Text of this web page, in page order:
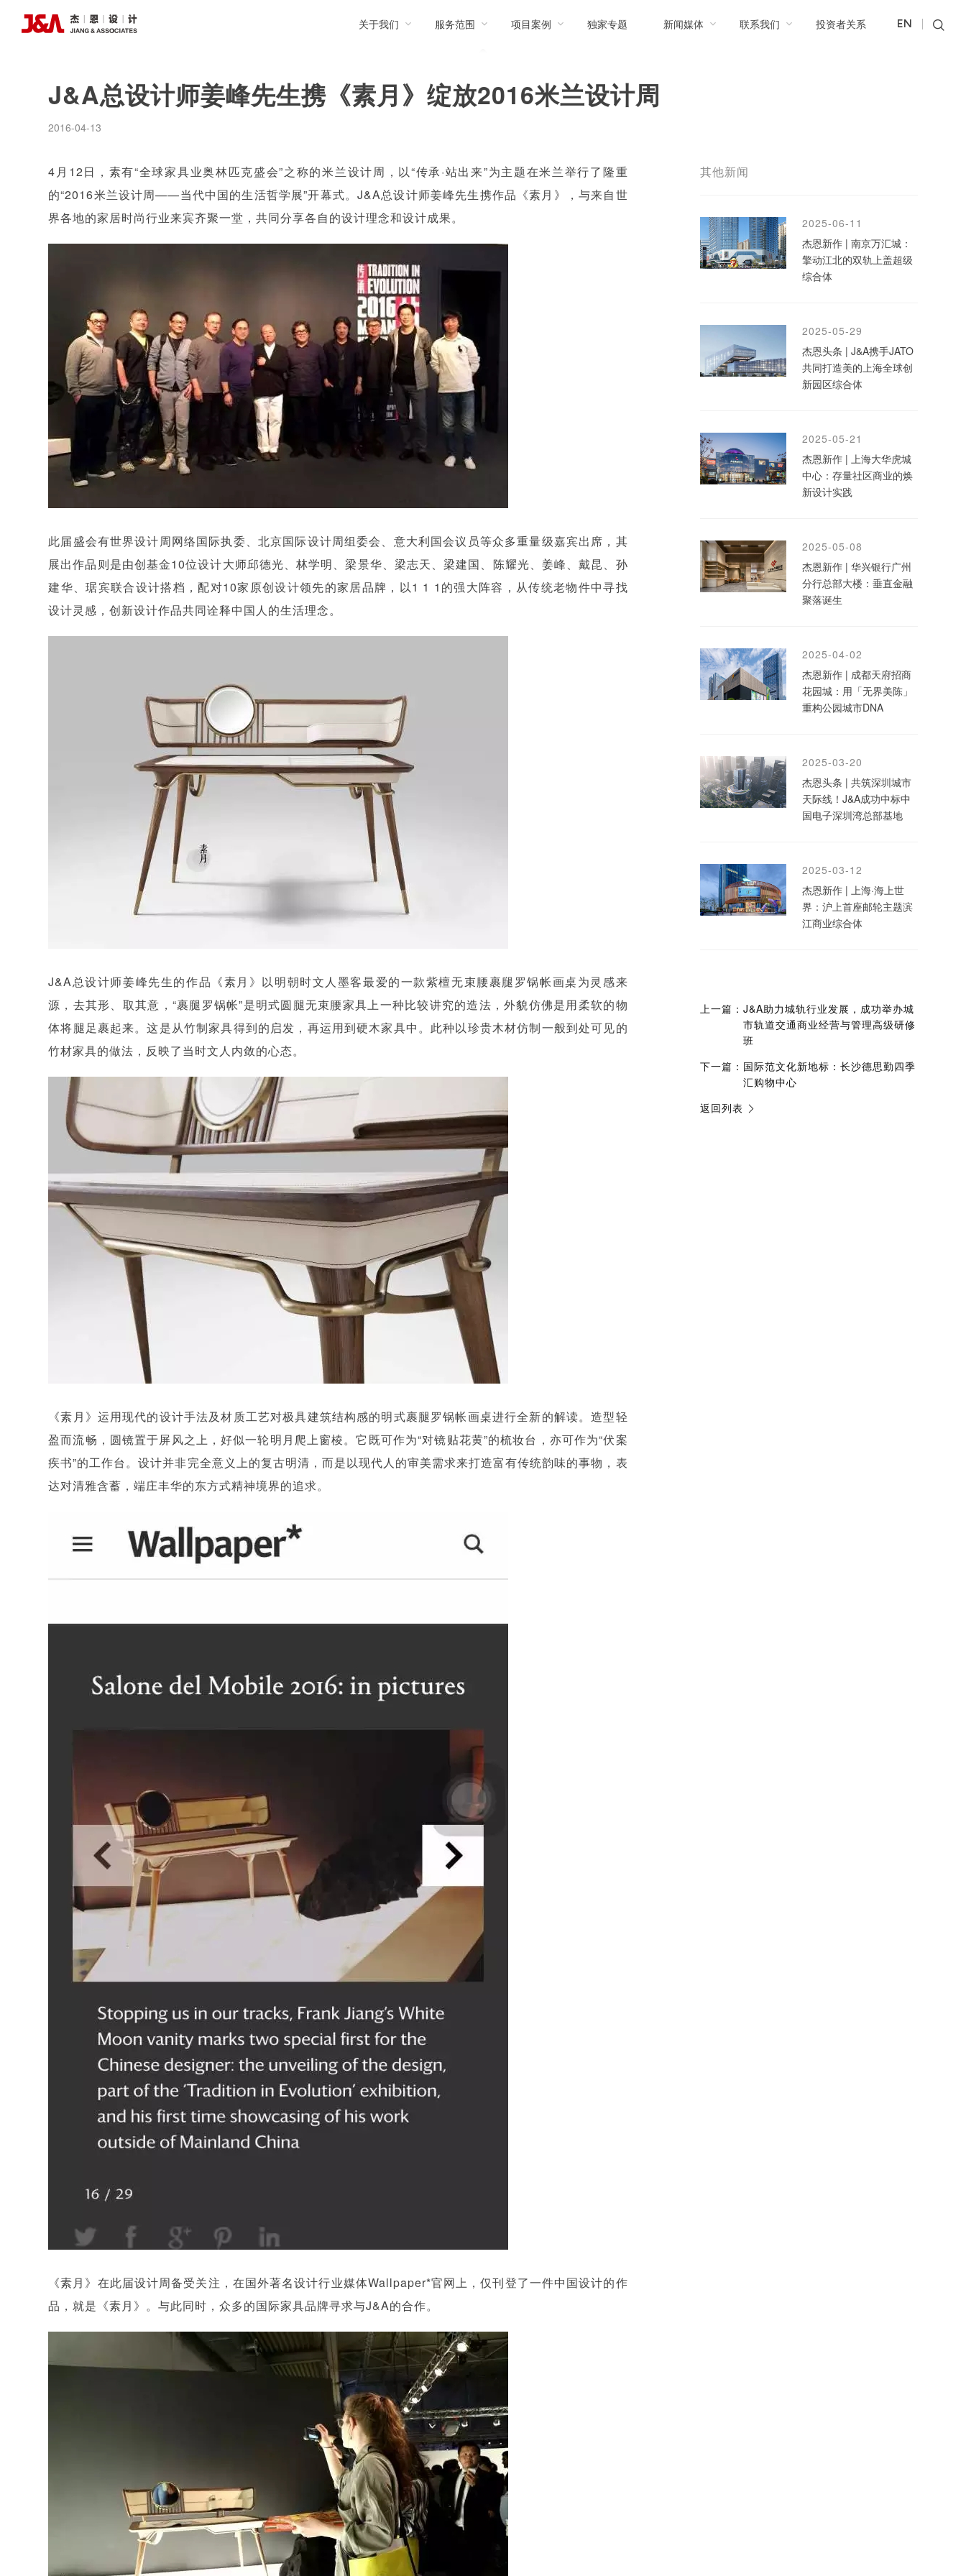
关于我们 服务范围 项目案例 独家专题 新闻媒体 联系我们 投资者关系 EN
J&A总设计师姜峰先生携《素月》绽放2016米兰设计周
2016-04-13
4月12日，素有“全球家具业奥林匹克盛会”之称的米兰设计周，以“传承·站出来”为主题在米兰举行了隆重
的“2016米兰设计周——当代中国的生活哲学展”开幕式。J&A总设计师姜峰先生携作品《素月》，与来自世
界各地的家居时尚行业来宾齐聚一堂，共同分享各自的设计理念和设计成果。
此届盛会有世界设计周网络国际执委、北京国际设计周组委会、意大利国会议员等众多重量级嘉宾出席，其
展出作品则是由创基金10位设计大师邱德光、林学明、梁景华、梁志天、梁建国、陈耀光、姜峰、戴昆、孙
建华、琚宾联合设计搭档，配对10家原创设计领先的家居品牌，以1 1 1的强大阵容，从传统老物件中寻找
设计灵感，创新设计作品共同诠释中国人的生活理念。
J&A总设计师姜峰先生的作品《素月》以明朝时文人墨客最爱的一款紫檀无束腰裹腿罗锅帐画桌为灵感来
源，去其形、取其意，“裹腿罗锅帐”是明式圆腿无束腰家具上一种比较讲究的造法，外貌仿佛是用柔软的物
体将腿足裹起来。这是从竹制家具得到的启发，再运用到硬木家具中。此种以珍贵木材仿制一般到处可见的
竹材家具的做法，反映了当时文人内敛的心态。
《素月》运用现代的设计手法及材质工艺对极具建筑结构感的明式裹腿罗锅帐画桌进行全新的解读。造型轻
盈而流畅，圆镜置于屏风之上，好似一轮明月爬上窗棱。它既可作为“对镜贴花黄”的梳妆台，亦可作为“伏案
疾书”的工作台。设计并非完全意义上的复古明清，而是以现代人的审美需求来打造富有传统韵味的事物，表
达对清雅含蓄，端庄丰华的东方式精神境界的追求。
《素月》在此届设计周备受关注，在国外著名设计行业媒体Wallpaper*官网上，仅刊登了一件中国设计的作
品，就是《素月》。与此同时，众多的国际家具品牌寻求与J&A的合作。
其他新闻
2025-06-11
杰恩新作 | 南京万汇城：
擎动江北的双轨上盖超级
综合体
2025-05-29
杰恩头条 | J&A携手JATO
共同打造美的上海全球创
新园区综合体
2025-05-21
杰恩新作 | 上海大华虎城
中心：存量社区商业的焕
新设计实践
2025-05-08
杰恩新作 | 华兴银行广州
分行总部大楼：垂直金融
聚落诞生
2025-04-02
杰恩新作 | 成都天府招商
花园城：用「无界美陈」
重构公园城市DNA
2025-03-20
杰恩头条 | 共筑深圳城市
天际线！J&A成功中标中
国电子深圳湾总部基地
2025-03-12
杰恩新作 | 上海·海上世
界：沪上首座邮轮主题滨
江商业综合体
上一篇：J&A助力城轨行业发展，成功举办城
市轨道交通商业经营与管理高级研修
班
下一篇： 国际范文化新地标：长沙德思勤四季
汇购物中心
返回列表